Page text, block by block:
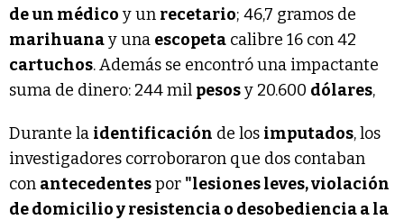
de un médico y un recetario; 46,7 gramos de
marihuanay una escopeta calibre 16 con 42
cartuchos. Además se encontró una impactante
suma de dinero: 244 mil pesosy 20.600 dólares,
Durante la identificación de los imputados, los
investigadores corroboraron que dos contaban
con antecedentespor "lesiones leves, violación
de domicilio y resistencia o desobediencia a la